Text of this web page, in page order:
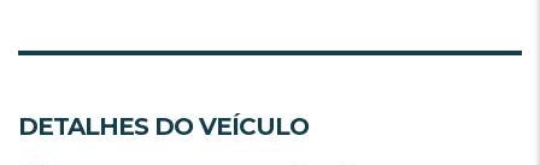
DETALHES DO VEÍCULO